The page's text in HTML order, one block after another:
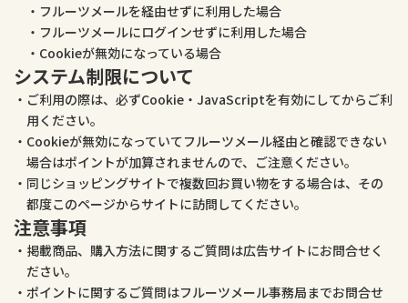
フルーツメールを経由せずに利用した場合
フルーツメールにログインせずに利用した場合
Cookieが無効になっている場合
システム制限について
ご利用の際は、必ずCookie・JavaScriptを有効にしてからご利
用ください。
Cookieが無効になっていてフルーツメール経由と確認できない
場合はポイントが加算されませんので、ご注意ください。
同じショッピングサイトで複数回お買い物をする場合は、その
都度このページからサイトに訪問してください。
注意事項
掲載商品、購入方法に関するご質問は広告サイトにお問合せく
ださい。
ポイントに関するご質問はフルーツメール事務局までお問合せ